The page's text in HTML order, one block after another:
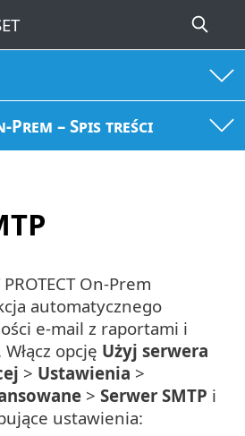
Prem – Spis treści
On-Prem
automatycznego
e-mail z raportami i
opcję Użyj serwera
> Ustawienia >
> Serwer SMTP i
ustawienia: